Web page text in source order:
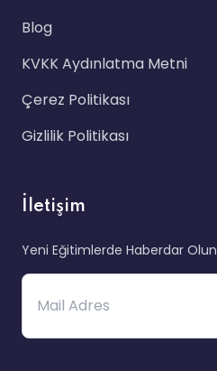
Blog
KVKK Aydınlatma Metni
Çerez Politikası
Gizlilik Politikası
İletişim
Yeni Eğitimlerde Haberdar Olun